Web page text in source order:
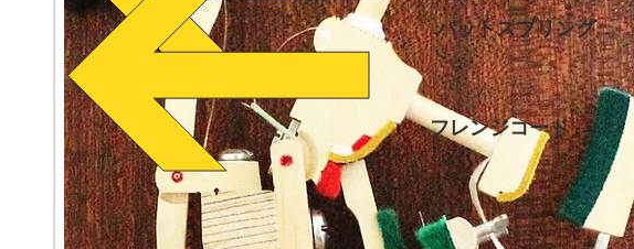
バットスプリング
フレンジコード